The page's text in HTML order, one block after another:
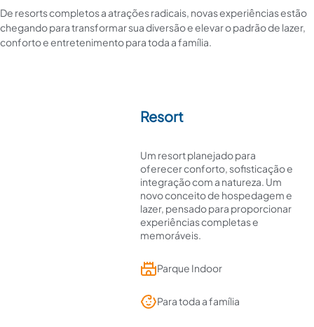
De resorts completos a atrações radicais, novas experiências estão
chegando para transformar sua diversão e elevar o padrão de lazer,
conforto e entretenimento para toda a família.
Resort
Um resort planejado para
oferecer conforto, sofisticação e
integração com a natureza. Um
novo conceito de hospedagem e
lazer, pensado para proporcionar
experiências completas e
memoráveis.
Parque Indoor
Para toda a família